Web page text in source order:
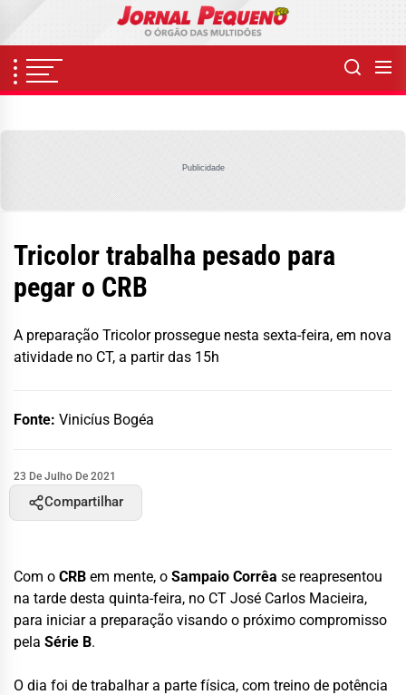
content
Publicidade
Tricolor trabalha pesado para
pegar o CRB
A preparação Tricolor prossegue nesta sexta-feira, em nova
atividade no CT, a partir das 15h
Fonte: Vinicíus Bogéa
23 De Julho De 2021
Compartilhar
Com o CRB em mente, o Sampaio Corrêa se reapresentou
na tarde desta quinta-feira, no CT José Carlos Macieira,
para iniciar a preparação visando o próximo compromisso
pela Série B.
O dia foi de trabalhar a parte física, com treino de potência